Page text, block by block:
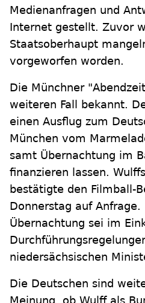
Medienanfragen und
Internet gestellt. Zuvor
Staatsoberhaupt
vorgeworfen worden.
Die Münchner
weiteren Fall bekannt.
einen Ausflug zum
München vom
samt Übernachtung im
finanzieren lassen.
bestätigte den Filmball-
Donnerstag auf
Übernachtung sei im
niedersächsischen
Die Deutschen sind
Meinung, ob Wulff als